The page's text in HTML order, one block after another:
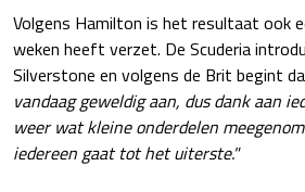
Volgens Hamilton is het resultaat ook
weken heeft verzet. De Scuderia
Silverstone en volgens de Brit begint
vandaag geweldig aan, dus dank aan
weer wat kleine onderdelen
iedereen gaat tot het uiterste."